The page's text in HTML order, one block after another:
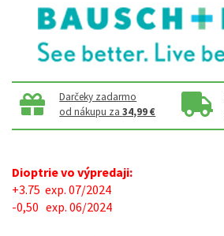
Darčeky zadarmo
od nákupu za34,99 €
Dioptrie vo výpredaji:
+3.75 exp. 07/2024
-0,50 exp. 06/2024